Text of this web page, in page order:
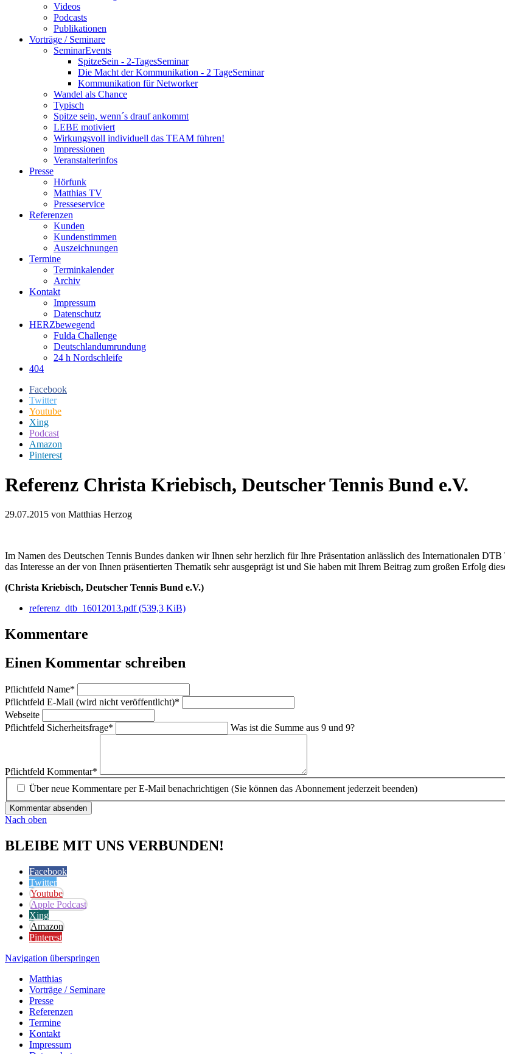
Videos
Podcasts
Publikationen
Vorträge / Seminare
SeminarEvents
SpitzeSein - 2-TagesSeminar
Die Macht der Kommunikation - 2 TageSeminar
Kommunikation für Networker
Wandel als Chance
Typisch
Spitze sein, wenn´s drauf ankommt
LEBE motiviert
Wirkungsvoll individuell das TEAM führen!
Impressionen
Veranstalterinfos
Presse
Hörfunk
Matthias TV
Presseservice
Referenzen
Kunden
Kundenstimmen
Auszeichnungen
Termine
Terminkalender
Archiv
Kontakt
Impressum
Datenschutz
HERZbewegend
Fulda Challenge
Deutschlandumrundung
24 h Nordschleife
404
Facebook
Twitter
Youtube
Xing
Podcast
Amazon
Pinterest
Referenz Christa Kriebisch, Deutscher Tennis Bund e.V.
29.07.2015 von Matthias Herzog
Im Namen des Deutschen Tennis Bundes danken wir Ihnen sehr herzlich für Ihre Präsentation anlässlich des Internationalen
das Interesse an der von Ihnen präsentierten Thematik sehr ausgeprägt ist und Sie haben mit Ihrem Beitrag zum großen Erfolg
(Christa Kriebisch, Deutscher Tennis Bund e.V.)
referenz_dtb_16012013.pdf(539,3 KiB)
Kommentare
Einen Kommentar schreiben
Pflichtfeld Name*
Pflichtfeld E-Mail (wird nicht veröffentlicht)*
Webseite
Pflichtfeld Sicherheitsfrage* Was ist die Summe aus 9 und 9?
Pflichtfeld Kommentar*
Über neue Kommentare per E-Mail benachrichtigen (Sie können das Abonnement jederzeit beenden)
Kommentar absenden
Nach oben
BLEIBE MIT UNS VERBUNDEN!
Facebook
Twitter
Youtube
Apple Podcast
Xing
Amazon
Pinterest
Navigation überspringen
Matthias
Vorträge / Seminare
Presse
Referenzen
Termine
Kontakt
Impressum